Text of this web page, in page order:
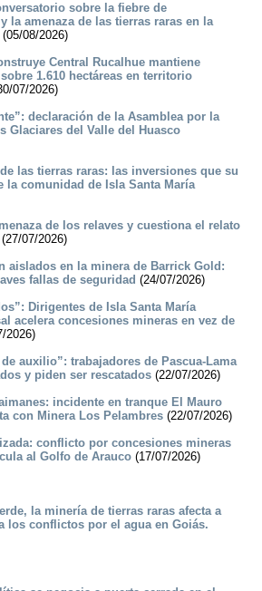
sobre la fiebre de
la amenaza de las tierras raras en la
(05/08/2026)
Central Rucalhue mantiene
1.610 hectáreas en territorio
07/2026)
declaración de la Asamblea por la
Glaciares del Valle del Huasco
las tierras raras: las inversiones que su
la comunidad de Isla Santa María
de los relaves y cuestiona el relato
(27/07/2026)
aislados en la minera de Barrick Gold:
fallas de seguridad (24/07/2026)
Dirigentes de Isla Santa María
acelera concesiones mineras en vez de
2026)
auxilio”: trabajadores de Pascua-Lama
y piden ser rescatados (22/07/2026)
incidente en tranque El Mauro
con Minera Los Pelambres (22/07/2026)
conflicto por concesiones mineras
al Golfo de Arauco (17/07/2026)
la minería de tierras raras afecta a
los conflictos por el agua en Goiás.